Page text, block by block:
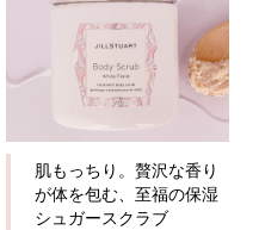
肌もっちり。贅沢な香り
が体を包む、至福の保湿
シュガースクラブ